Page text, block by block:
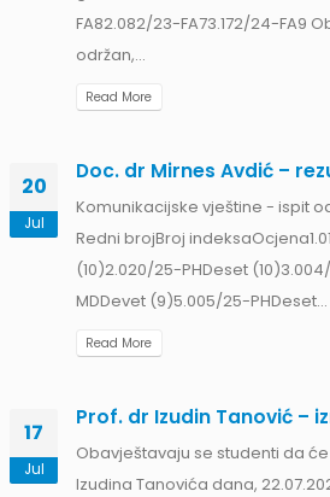
FA82.082/23-FA73.172/24-FA9
održan,...
Read More
20
Jul
Doc. dr Mirnes Avdić –
Komunikacijske vještine - ispit
Redni brojBroj
(10)2.020/25-PHDeset
MDDevet (9)5.005/25-PHDeset...
Read More
17
Jul
Prof. dr Izudin Tanović –
Obavještavaju se studenti da
Izudina Tanovića dana,